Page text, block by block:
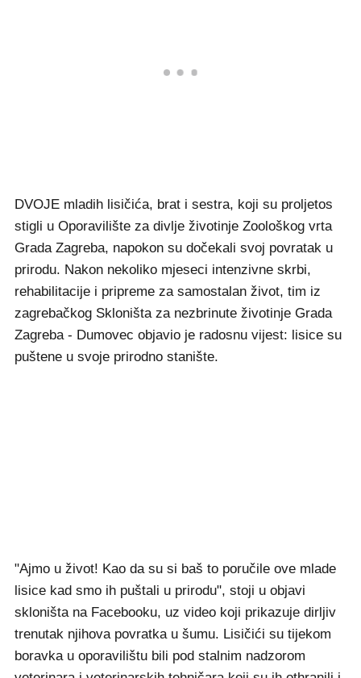
DVOJE mladih lisičića, brat i sestra, koji su proljetos
stigli u Oporavilište za divlje životinje Zoološkog vrta
Grada Zagreba, napokon su dočekali svoj povratak u
prirodu. Nakon nekoliko mjeseci intenzivne skrbi,
rehabilitacije i pripreme za samostalan život, tim iz
zagrebačkog Skloništa za nezbrinute životinje Grada
Zagreba - Dumovec objavio je radosnu vijest: lisice su
puštene u svoje prirodno stanište.
"Ajmo u život! Kao da su si baš to poručile ove mlade
lisice kad smo ih puštali u prirodu", stoji u objavi
skloništa na Facebooku, uz video koji prikazuje dirljiv
trenutak njihova povratka u šumu. Lisičići su tijekom
boravka u oporavilištu bili pod stalnim nadzorom